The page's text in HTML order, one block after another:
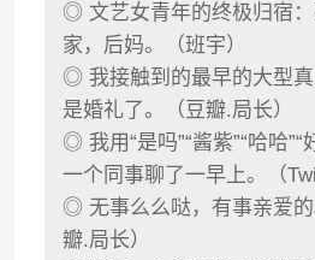
◎ 文艺女青年的终极归宿
家，后妈。（班宇）
◎ 我接触到的最早的大型
是婚礼了。（豆瓣.局长）
◎ 我用“是吗”“酱紫”“哈哈
一个同事聊了一早上。（
◎ 无事么么哒，有事亲爱
瓣.局长）